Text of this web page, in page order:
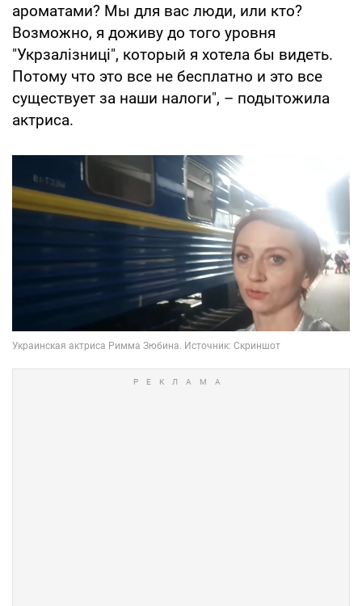
ароматами? Мы для вас люди, или кто?
Возможно, я доживу до того уровня
"Укрзалізниці", который я хотела бы видеть.
Потому что это все не бесплатно и это все
существует за наши налоги", – подытожила
актриса.